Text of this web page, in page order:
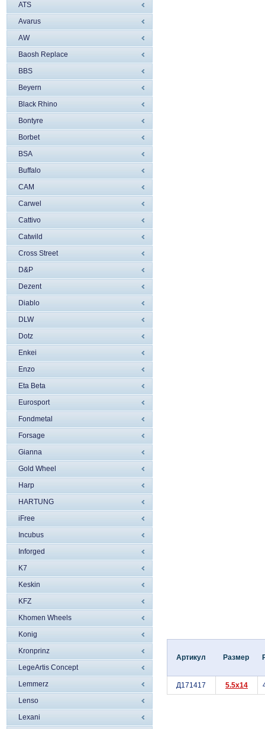
ATS
Avarus
AW
Baosh Replace
BBS
Beyern
Black Rhino
Bontyre
Borbet
BSA
Buffalo
CAM
Carwel
Cattivo
Catwild
Cross Street
D&P
Dezent
Diablo
DLW
Dotz
Enkei
Enzo
Eta Beta
Eurosport
Fondmetal
Forsage
Gianna
Gold Wheel
Harp
HARTUNG
iFree
Incubus
Inforged
K7
Keskin
KFZ
Khomen Wheels
Konig
Kronprinz
LegeArtis Concept
Lemmerz
Lenso
Lexani
Артикул Размер
Д171417 5.5x14